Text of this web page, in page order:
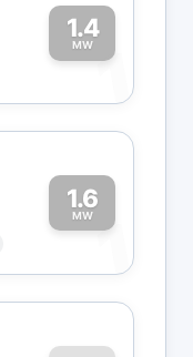
1.4
MW1
1.6
MW1